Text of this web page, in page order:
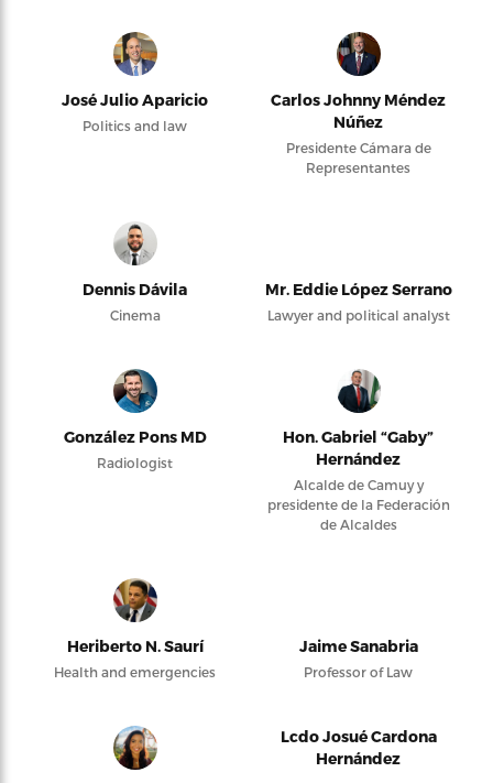
José Julio Aparicio
Politics and law
Carlos Johnny Méndez
Núñez
Presidente Cámara de
Representantes
Dennis Dávila
Cinema
Mr. Eddie López Serrano
Lawyer and political analyst
González Pons MD
Radiologist
Hon. Gabriel “Gaby”
Hernández
Alcalde de Camuy y
presidente de la Federación
de Alcaldes
Heriberto N. Saurí
Health and emergencies
Jaime Sanabria
Professor of Law
Lcdo Josué Cardona
Hernández